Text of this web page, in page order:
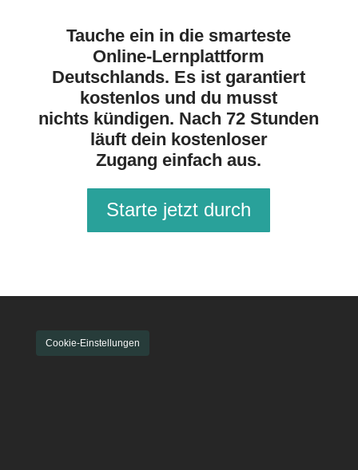
Tauche ein in die smarteste
Online-Lernplattform
Deutschlands. Es ist garantiert
kostenlos und du musst
nichts kündigen. Nach 72 Stunden
läuft dein kostenloser
Zugangeinfach aus.
Starte jetzt durch
Cookie-Einstellungen